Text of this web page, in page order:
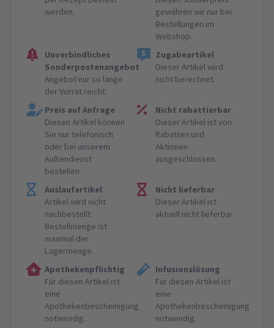
werden.
gewähren wir nur bei
Bestellungen im
Webshop.
Unverbindliches
Sonderpostenangebot
Angebot nur so lange
der Vorrat reicht.
Zugabeartikel
Dieser Artikel wird
nicht berechnet.
Preis auf Anfrage
Diesen Artikel können
Sie nur telefonisch
oder bei unserem
Außendienst
bestellen.
Nicht rabattierbar
Dieser Artikel ist von
Rabatten und
Aktionen
ausgeschlossen.
Auslaufartikel
Artikel wird nicht
nachbestellt.
Bestellmenge ist
maximal der
Lagermenge.
Nicht lieferbar
Dieser Artikel ist
aktuell nicht lieferbar.
Apothekenpflichtig
Für diesen Artikel ist
eine
Apothekenbescheinigung
notwendig.
Infusionslösung
Für diesen Artikel ist
eine
Apothekenbescheinigung
notwendig.